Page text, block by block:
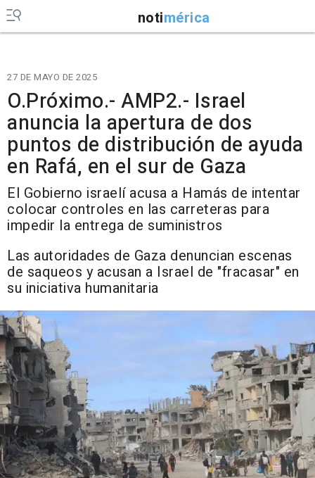
notimérica
27 DE MAYO DE 2025
O.Próximo.- AMP2.- Israel
anuncia la apertura de dos
puntos de distribución de ayuda
en Rafá, en el sur de Gaza
El Gobierno israelí acusa a Hamás de intentar
colocar controles en las carreteras para
impedir la entrega de suministros
Las autoridades de Gaza denuncian escenas
de saqueos y acusan a Israel de "fracasar" en
su iniciativa humanitaria